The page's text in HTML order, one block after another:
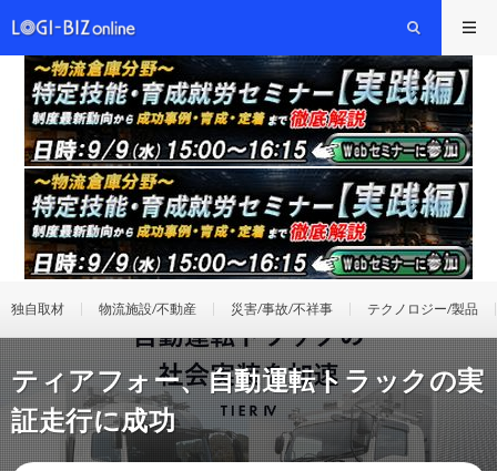
独自取材 物流施設/不動産 災害/事故/不祥事 テクノロジー/製品
ティアフォー、自動運転トラックの実
証走行に成功